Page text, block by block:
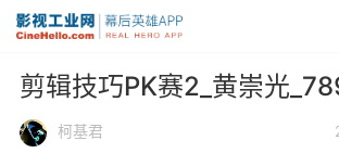
剪辑技巧PK赛2_黄崇光
柯基君